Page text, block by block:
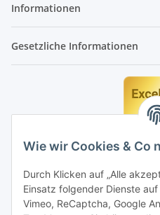
Wie wir Cookies & Co
Durch Klicken auf „Alle
Einsatz folgender Dienste
Vimeo, ReCaptcha, Google
Informationen
Gesetzliche Informationen